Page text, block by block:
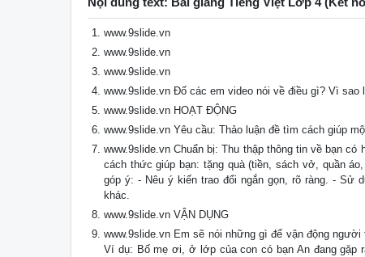
www.9slide.vn
www.9slide.vn
www.9slide.vn
www.9slide.vn Đố các em video nói về điều gì? Vì sao
www.9slide.vn HOẠT ĐỘNG
www.9slide.vn Yêu cầu: Thảo luận đề tìm cách giúp
www.9slide.vn Chuẩn bị: Thu thập thông tin về bạn
cách thức giúp bạn: tặng quà (tiền, sách vở, quần
góp ý: - Nêu ý kiến trao đổi ngắn gọn, rõ ràng. - Sử
khác.
www.9slide.vn VẬN DỤNG
www.9slide.vn Em sẽ nói những gì để vận động
Ví dụ: Bố mẹ ơi, ở lớp của con có bạn An đang gặp